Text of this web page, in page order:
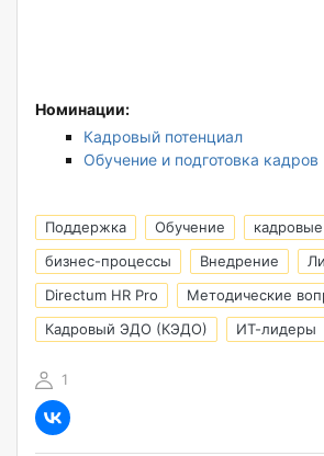
Номинации:
Кадровый потенциал
Обучение и подготовка кадров
Поддержка Обучение
бизнес-процессы
Внедрение
Directum HR Pro
Методические
Кадровый ЭДО (КЭДО)
ИТ-лидеры
1